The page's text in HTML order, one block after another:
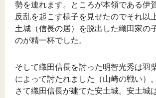
勢を連れます。ところが本領である伊
反乱を起こす様子を見せたのでそれ以
土城（信長の居）を脱出した織田家の
のが精一杯でした。
そして織田信長を討った明智光秀は羽
によって討たれました（山崎の戦い）。
さて織田信長が建てた安土城。安土城